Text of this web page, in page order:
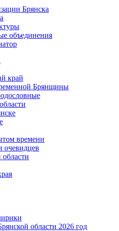
Брянска
объединения
край
Брянщины
времени
очевидцев
области 2026 год